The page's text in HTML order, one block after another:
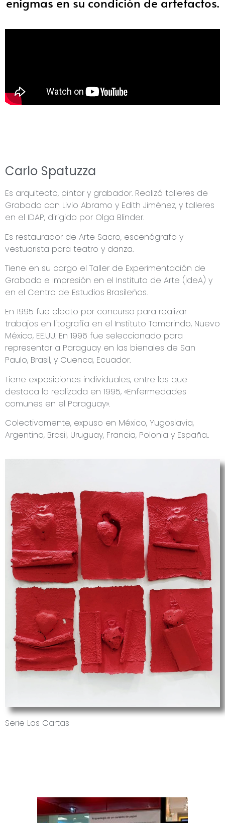
Carlo Spatuzza
Es arquitecto, pintor y grabador. Realizó talleres de
Grabado con Livio Abramo y Edith Jiménez, y talleres
en el IDAP, dirigido por Olga Blinder.
Es restaurador de Arte Sacro, escenógrafo y
vestuarista para teatro y danza.
Tiene en su cargo el Taller de Experimentación de
Grabado e Impresión en el Instituto de Arte (IdeA) y
en el Centro de Estudios Brasileños.
En 1995 fue electo por concurso para realizar
trabajos en litografía en el Instituto Tamarindo, Nuevo
México, EE.UU. En 1996 fue seleccionado para
representar a Paraguay en las bienales de San
Paulo, Brasil, y Cuenca, Ecuador.
Tiene exposiciones individuales, entre las que
destaca la realizada en 1995, «Enfermedades
comunes en el Paraguay».
Colectivamente, expuso en México, Yugoslavia,
Argentina, Brasil, Uruguay, Francia, Polonia y España..
Serie Las Cartas